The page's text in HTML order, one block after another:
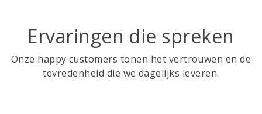
Ervaringen die spreken
Onze happy customers tonen het vertrouwen en de
tevredenheid die we dagelijks leveren.